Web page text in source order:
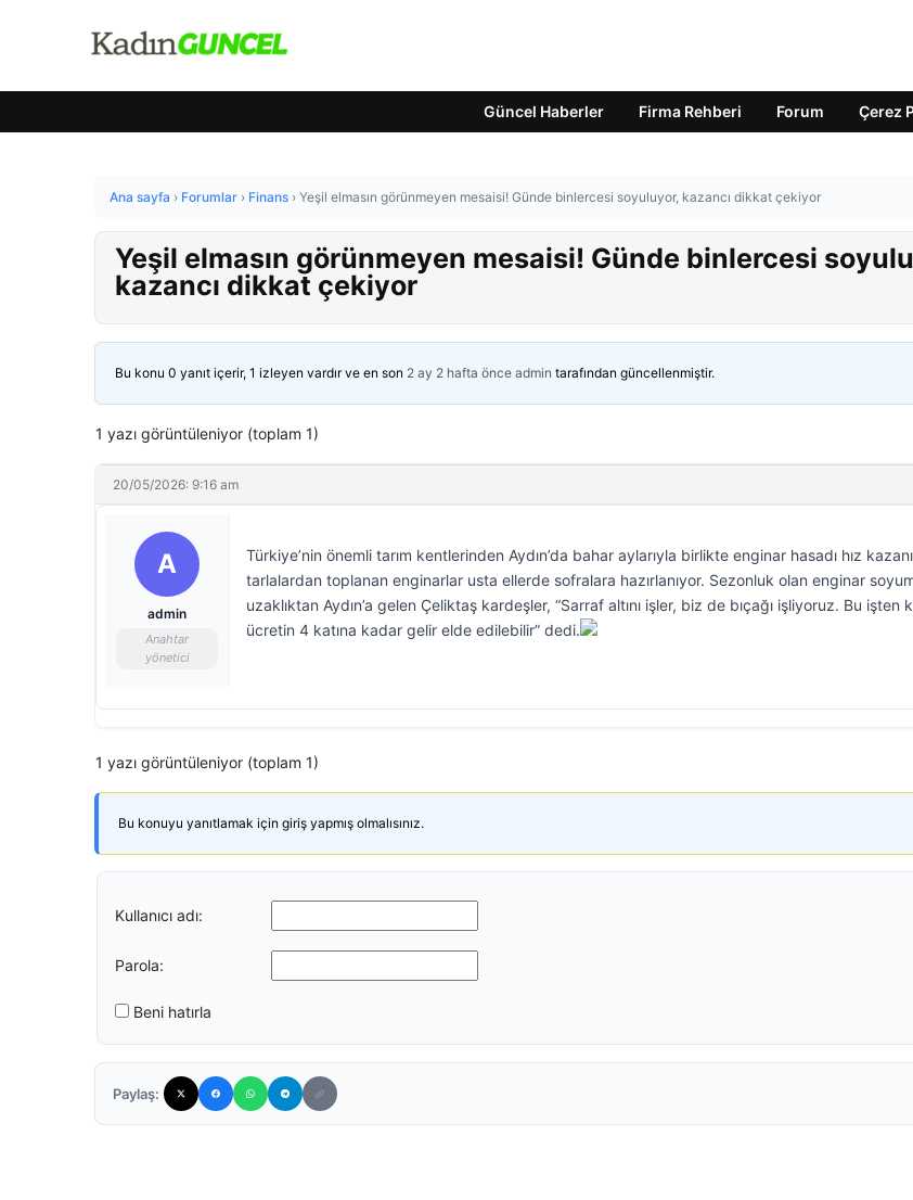
Güncel Haberler Firma Rehberi Forum Çerez
Ana sayfa › Forumlar › Finans › Yeşil elmasın görünmeyen mesaisi! Günde binlercesi soyuluyor, kazancı dikkat çekiyor
Yeşil elmasın görünmeyen mesaisi! Günde binlercesi
kazancı dikkat çekiyor
Bu konu 0 yanıt içerir, 1 izleyen vardır ve en son 2 ay 2 hafta önce admin tarafından güncellenmiştir.
1 yazı görüntüleniyor (toplam 1)
20/05/2026: 9:16 am
A
admin
Anahtar
yönetici
Türkiye’nin önemli tarım kentlerinden Aydın’da bahar aylarıyla birlikte enginar hasadı hız
tarlalardan toplanan enginarlar usta ellerde sofralara hazırlanıyor. Sezonluk olan enginar
uzaklıktan Aydın’a gelen Çeliktaş kardeşler, “Sarraf altını işler, biz de bıçağı işliyoruz. Bu işten
ücretin 4 katına kadar gelir elde edilebilir” dedi.
1 yazı görüntüleniyor (toplam 1)
Bu konuyu yanıtlamak için giriş yapmış olmalısınız.
Kullanıcı adı:
Parola:
Beni hatırla
Paylaş: